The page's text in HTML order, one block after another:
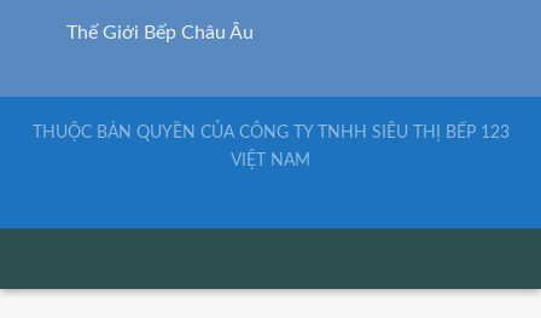
Thế Giới Bếp Châu Âu
THUỘC BẢN QUYỀN CỦA CÔNG TY TNHH SIÊU THỊ BẾP 123
VIỆT NAM